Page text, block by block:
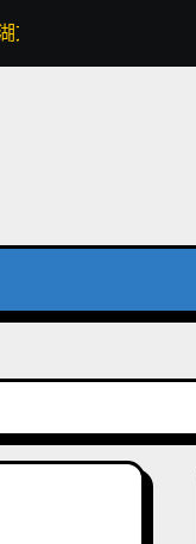
文獻入國家級記憶名錄